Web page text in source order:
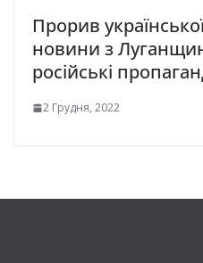
Прорив
новини з
російські
2 Грудня, 2022